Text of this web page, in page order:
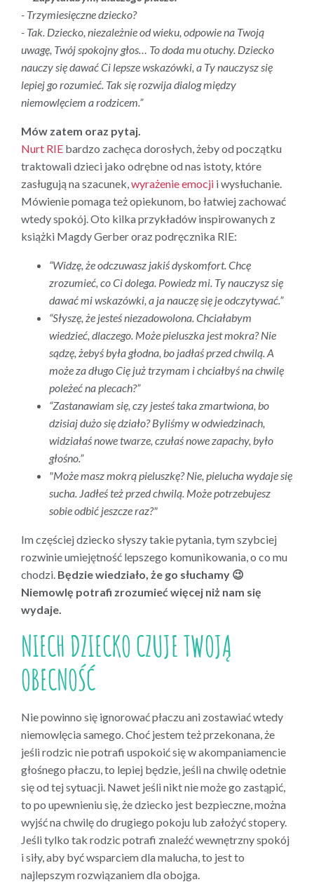
- Trzymiesięczne dziecko?
- Tak. Dziecko, niezależnie od wieku, odpowie na Twoją
uwagę, Twój spokojny głos… To doda mu otuchy. Dziecko
nauczy się dawać Ci lepsze wskazówki, a Ty nauczysz się
lepiej go rozumieć. Tak się rozwija dialog między
niemowlęciem a rodzicem.”
Mów zatem oraz pytaj.
Nurt RIE bardzo zachęca dorosłych, żeby od początku
traktowali dzieci jako odrębne od nas istoty, które
zasługują na szacunek,wyrażenie emocji i wysłuchanie.
Mówienie pomaga też opiekunom, bo łatwiej zachować
wtedy spokój. Oto kilka przykładów inspirowanych z
książki Magdy Gerber oraz podręcznika RIE:
“Widzę, że odczuwasz jakiś dyskomfort. Chcę
zrozumieć, co Ci dolega. Powiedz mi. Ty nauczysz się
dawać mi wskazówki, a ja nauczę się je odczytywać.”
“Słyszę, że jesteś niezadowolona. Chciałabym
wiedzieć, dlaczego. Może pieluszka jest mokra? Nie
sądzę, żebyś była głodna, bo jadłaś przed chwilą. A
może za długo Cię już trzymam i chciałbyś na chwilę
poleżeć na plecach?”
“Zastanawiam się, czy jesteś taka zmartwiona, bo
dzisiaj dużo się działo? Byliśmy w odwiedzinach,
widziałaś nowe twarze, czułaś nowe zapachy, było
głośno.”
"Może masz mokrą pieluszkę? Nie, pielucha wydaje się
sucha. Jadłeś też przed chwilą. Może potrzebujesz
sobie odbić jeszcze raz?"
Im częściej dziecko słyszy takie pytania, tym szybciej
rozwinie umiejętność lepszego komunikowania, o co mu
chodzi. Będzie wiedziało, że go słuchamy 😉
Niemowlę potrafi zrozumieć więcej niż nam się
wydaje.
NIECH DZIECKO CZUJE TWOJĄ
OBECNOŚĆ
Nie powinno się ignorować płaczu ani zostawiać wtedy
niemowlęcia samego. Choć jestem też przekonana, że
jeśli rodzic nie potrafi uspokoić się w akompaniamencie
głośnego płaczu, to lepiej będzie, jeśli na chwilę odetnie
się od tej sytuacji. Nawet jeśli nikt nie może go zastąpić,
to po upewnieniu się, że dziecko jest bezpieczne, można
wyjść na chwilę do drugiego pokoju lub założyć stopery.
Jeśli tylko tak rodzic potrafi znaleźć wewnętrzny spokój
i siły, aby być wsparciem dla malucha, to jest to
najlepszym rozwiązaniem dla obojga.